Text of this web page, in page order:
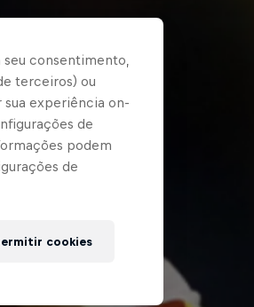
consentimento,
terceiros) ou
experiência on-
de
podem
de
cookies